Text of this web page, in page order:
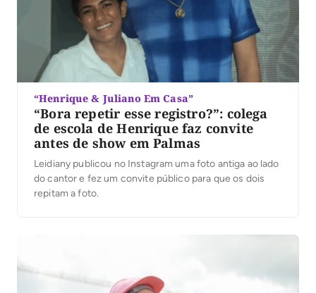
“Henrique & Juliano Em Casa”
“Bora repetir esse registro?”: colega
de escola de Henrique faz convite
antes de show em Palmas
Leidiany publicou no Instagram uma foto antiga ao lado
do cantor e fez um convite público para que os dois
repitam a foto.